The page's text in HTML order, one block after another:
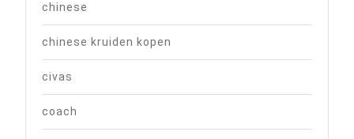
chinese
chinese kruiden kopen
civas
coach